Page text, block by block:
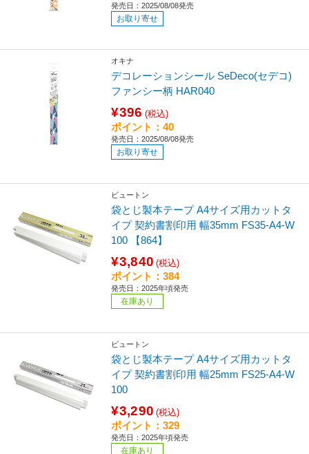
発売日：2025/08/08発売
お取り寄せ
オキナ
デコレーションシール SeDeco(セデコ)
ファンシー柄 HAR040
¥396 (税込)
ポイント：40
発売日：2025/08/08発売
お取り寄せ
ビュートン
袋とじ製本テープ A4サイズ用カットタ
イプ 契約書割印用 幅35mm FS35-A4-W
100 【864】
¥3,840 (税込)
ポイント：384
発売日：2025年頃発売
在庫あり
ビュートン
袋とじ製本テープ A4サイズ用カットタ
イプ 契約書割印用 幅25mm FS25-A4-W
100
¥3,290 (税込)
ポイント：329
発売日：2025年頃発売
在庫あり